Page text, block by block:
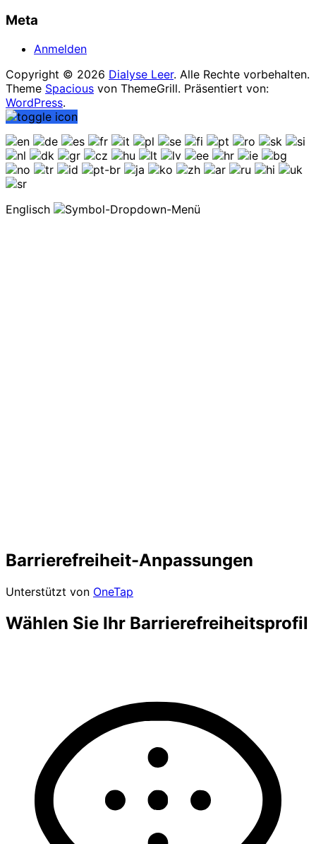
Meta
Anmelden
Copyright © 2026 Dialyse Leer. Alle Rechte vorbehalten.
Theme Spacious von ThemeGrill. Präsentiert von:
WordPress.
Englisch
Barrierefreiheit-Anpassungen
Unterstützt von OneTap
Wählen Sie Ihr Barrierefreiheitsprofil